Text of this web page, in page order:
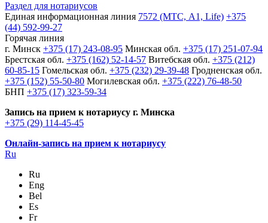
Раздел для нотариусов
Единая информационная линия 7572 (МТС, A1, Life) +375
(44) 592-99-27
Горячая линия
г. Минск +375 (17) 243-08-95 Минская обл. +375 (17) 251-07-94
Брестская обл. +375 (162) 52-14-57 Витебская обл. +375 (212)
60-85-15 Гомельская обл. +375 (232) 29-39-48 Гродненская обл.
+375 (152) 55-50-80 Могилевская обл. +375 (222) 76-48-50
БНП +375 (17) 323-59-34
Запись на прием к нотариусу г. Минска
+375 (29) 114-45-45
Онлайн-запись на прием к нотариусу
Ru
Ru
Eng
Bel
Es
Fr